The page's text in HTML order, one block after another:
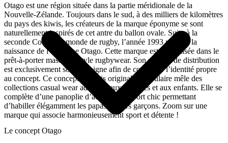
Otago est une région située dans la partie méridionale de la
Nouvelle-Zélande. Toujours dans le sud, à des milliers de kilomètres
du pays des kiwis, les créateurs de la marque éponyme se sont
naturellement inspirés de cet antre du ballon ovale. Suite à la
seconde Coupe du monde de rugby, l’année 1993 marque la
naissance de l’enseigne Otago. Cette marque est spécialisée dans le
prêt-à-porter masculin, style rugbywear. Son modèle de distribution
est exclusivement sous enseigne afin de conserver l’identité propre
au concept. Ce concept à la fois original et populaire mêle des
collections casual wear adaptées aux hommes et aux enfants. Elle se
complète d’une panoplie d’accessoires sport chic permettant
d’habiller élégamment les papas et leurs garçons. Zoom sur une
marque qui associe harmonieusement sport et détente !
Le concept Otago